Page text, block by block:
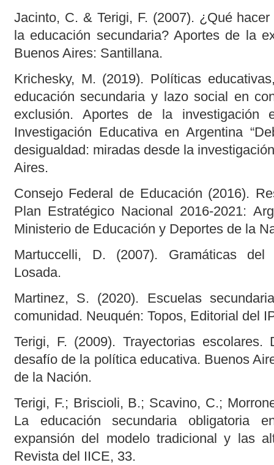
Jacinto, C. & Terigi, F. (2007). ¿Qué
la educación secundaria? Aportes de la
Buenos Aires: Santillana.
Krichesky, M. (2019). Políticas
educación secundaria y lazo social en
exclusión. Aportes de la investigación
Investigación Educativa en Argentina
desigualdad: miradas desde la
Aires.
Consejo Federal de Educación (2016).
Plan Estratégico Nacional 2016-2021:
Ministerio de Educación y Deportes de la
Martuccelli, D. (2007). Gramáticas del
Losada.
Martinez, S. (2020). Escuelas
comunidad. Neuquén: Topos, Editorial del
Terigi, F. (2009). Trayectorias
desafío de la política educativa. Buenos
de la Nación.
Terigi, F.; Briscioli, B.; Scavino, C.;
La educación secundaria obligatoria
expansión del modelo tradicional y las
Revista del IICE, 33.